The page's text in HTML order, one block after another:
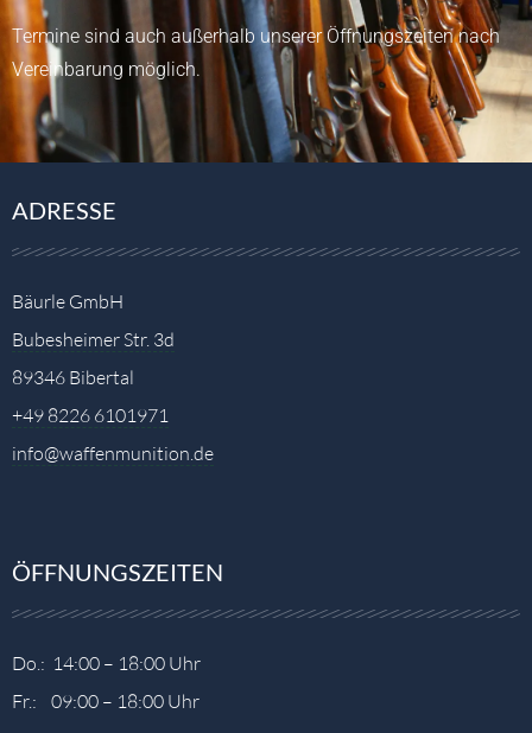
Termine sind auch außerhalb unserer Öffnungszeiten nach
Vereinbarung möglich.
ADRESSE
Bäurle GmbH
Bubesheimer Str. 3d
89346 Bibertal
+49 8226 6101971
info@waffenmunition.de
ÖFFNUNGSZEITEN
Do.: 14:00 – 18:00 Uhr
Fr.: 09:00 – 18:00 Uhr